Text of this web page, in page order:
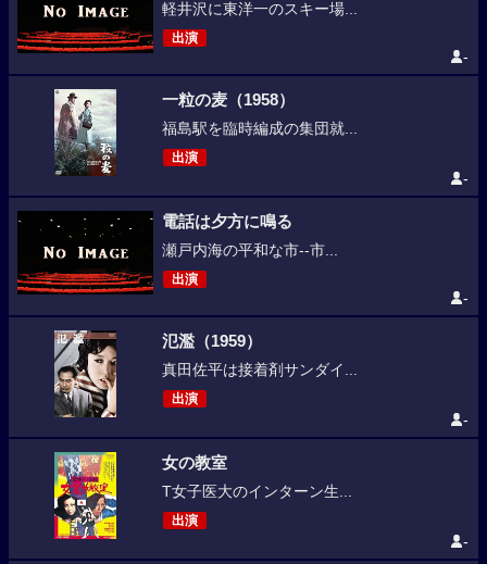
軽井沢に東洋一のスキー場...
出演
-
一粒の麦（1958）
福島駅を臨時編成の集団就...
出演
-
電話は夕方に鳴る
瀬戸内海の平和な市--市...
出演
-
氾濫（1959）
真田佐平は接着剤サンダイ...
出演
-
女の教室
T女子医大のインターン生...
出演
-